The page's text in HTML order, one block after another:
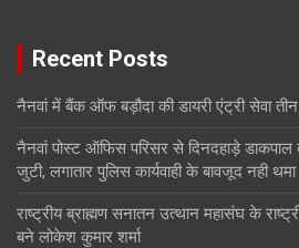
Recent Posts
नैनवां में बैंक ऑफ बड़ौदा की डायरी एंट्री सेवा
नैनवां पोस्ट ऑफिस परिसर से दिनदहाड़े डाकपाल
जुटी, लगातार पुलिस कार्यवाही के बावजूद नही
राष्ट्रीय ब्राह्मण सनातन उत्थान महासंघ के
बने लोकेश कुमार शर्मा